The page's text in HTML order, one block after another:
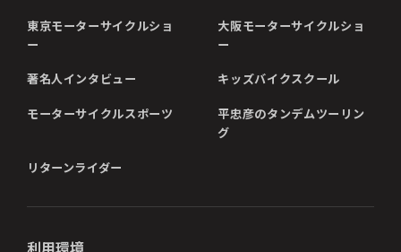
東京モーターサイクルショ
ー
大阪モーターサイクルショ
ー
著名人インタビュー キッズバイクスクール
モーターサイクルスポーツ
平忠彦のタンデムツーリン
グ
リターンライダー
利用環境